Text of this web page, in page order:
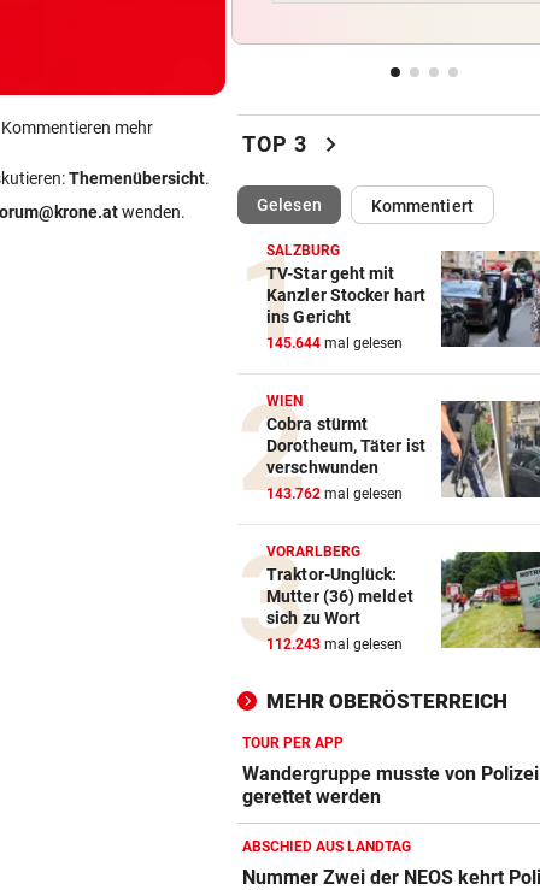
mehr
Themenübersicht.
wenden.
WEHRTE SICH HEFTIG
Eurofighter steigen von Linz
Abfangflügen auf
500 STATT FÜNF EURO vor
Falscher Spendensammler
Paar über den Tisch
TOP 3 chevron_right
Gelesen(ausgewählt)Kommentiert
SALZBURG
TV-Star geht mit
Kanzler Stocker hart
ins Gericht
145.644 mal gelesen
WIEN
Cobra stürmt
Dorotheum, Täter ist
verschwunden
143.762 mal gelesen
VORARLBERG
Traktor-Unglück:
Mutter (36) meldet
sich zu Wort
112.243 mal gelesen
MEHR OBERÖSTERREICH
TOUR PER APP
Wandergruppe musste von Polizei
gerettet werden
ABSCHIED AUS LANDTAG
Nummer Zwei der NEOS kehrt